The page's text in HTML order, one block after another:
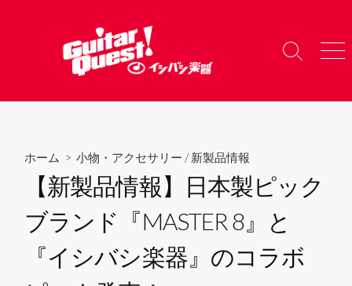
へ
検
り
メ
ー
ホーム > 小物・アクセサリー /新製品情報
【新製品情報】日本製ピック
ブランド『MASTER 8』と
『イシバシ楽器』のコラボ